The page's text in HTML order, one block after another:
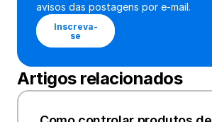
avisos das postagens por e-mail.
Inscreva-
se
Artigos relacionados